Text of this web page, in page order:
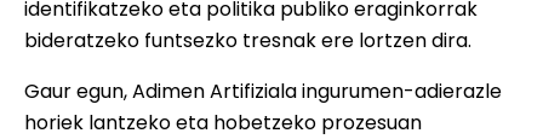
identifikatzeko eta politika publiko eraginkorrak
bideratzeko funtsezko tresnak ere lortzen dira.
Gaur egun, Adimen Artifiziala ingurumen-adierazle
horiek lantzeko eta hobetzeko prozesuan